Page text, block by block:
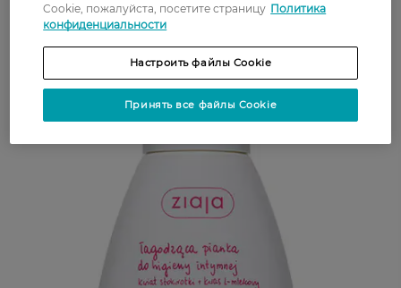
Cookie, пожалуйста, посетите страницу Политика
конфиденциальности
Настроить файлы Cookie
Принять все файлы Cookie